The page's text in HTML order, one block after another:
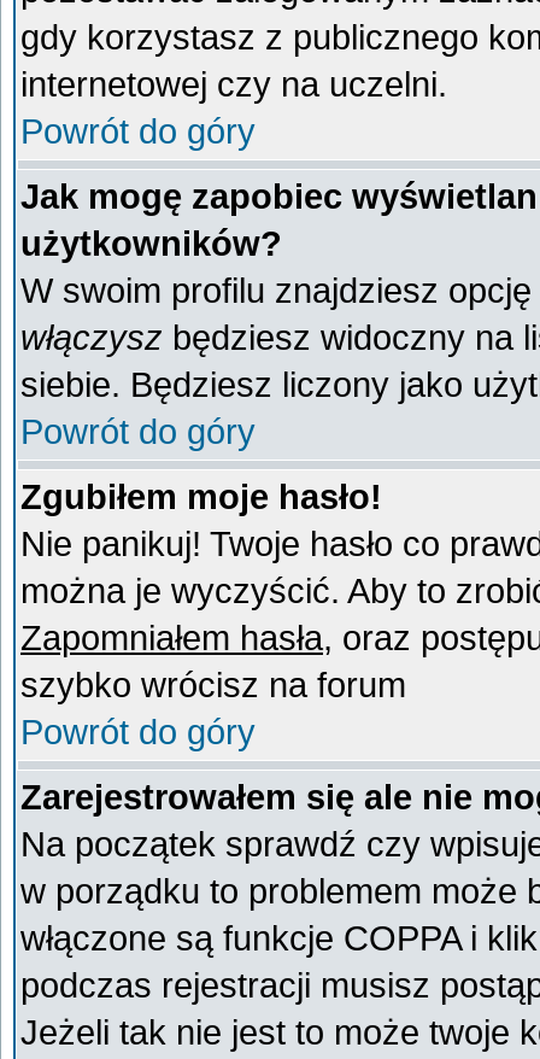
gdy korzystasz z publicznego
internetowej czy na uczelni.
Powrót do góry
Jak mogę zapobiec
użytkowników?
W swoim profilu znajdziesz opcję
włączysz będziesz widoczny na
siebie. Będziesz liczony jako
Powrót do góry
Zgubiłem moje hasło!
Nie panikuj! Twoje hasło co
można je wyczyścić. Aby to
Zapomniałem hasła, oraz
szybko wrócisz na forum
Powrót do góry
Zarejestrowałem się ale nie
Na początek sprawdź czy
w porządku to problemem może
włączone są funkcje COPPA i
podczas rejestracji musisz
Jeżeli tak nie jest to może twoje